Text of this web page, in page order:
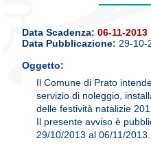
Data Scadenza:06-11-2013
Data Pubblicazione: 29-10-
Oggetto:
Il Comune di Prato
servizio di noleggio,
delle festività natalizie
Il presente avviso è
29/10/2013 al 06/11/2013.